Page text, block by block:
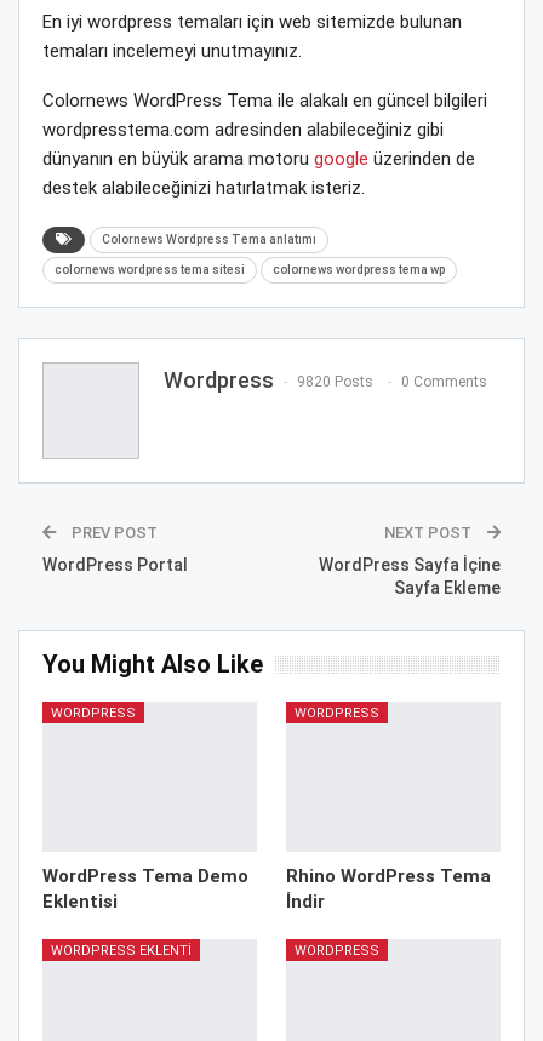
En iyi wordpress temaları için web sitemizde bulunan
temaları incelemeyi unutmayınız.
Colornews WordPress Tema ile alakalı en güncel bilgileri
wordpresstema.com adresinden alabileceğiniz gibi
dünyanın en büyük arama motoru google üzerinden de
destek alabileceğinizi hatırlatmak isteriz.
Colornews Wordpress Tema anlatımı
colornews wordpress tema sitesi colornews wordpress tema wp
Wordpress 9820 Posts 0 Comments
PREV POST
WordPress Portal
NEXT POST
WordPress Sayfa İçine
Sayfa Ekleme
You Might Also Like
WORDPRESS
WordPress Tema Demo
Eklentisi
WORDPRESS
Rhino WordPress Tema
İndir
WORDPRESS EKLENTI WORDPRESS